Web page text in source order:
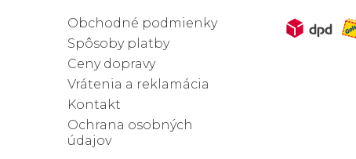
Obchodné podmienky
Spôsoby platby
Ceny dopravy
Vrátenia a reklamácia
Kontakt
Ochrana osobných
údajov